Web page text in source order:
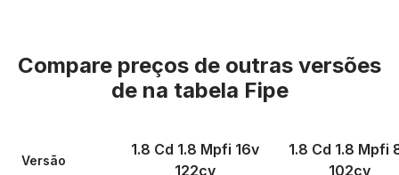
Compare preços de outras versões
de na tabela Fipe
Versão
1.8 Cd 1.8 Mpfi 16v
122cv
1.8 Cd 1.8 Mpfi
102cv